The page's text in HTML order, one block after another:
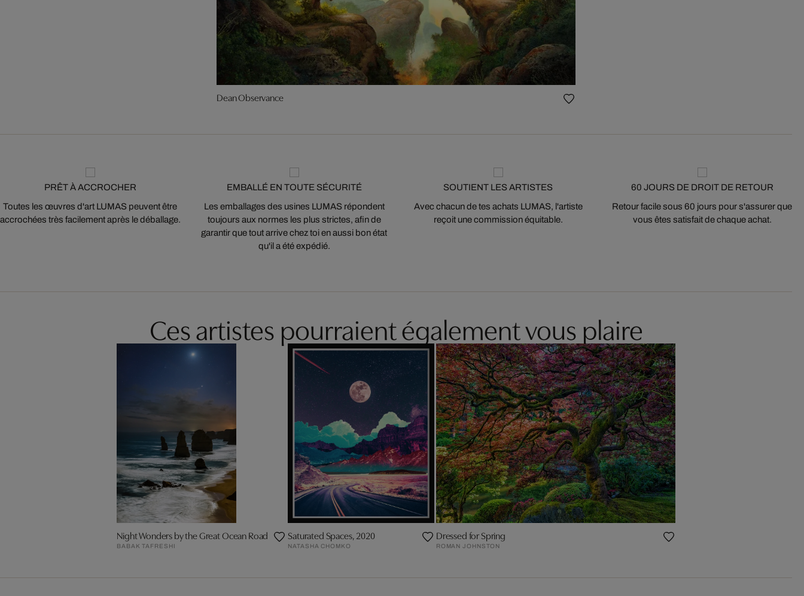
Dean Observance
PRÊT À ACCROCHER
Toutes les œuvres d'art LUMAS peuvent être
accrochées très facilement après le déballage.
EMBALLÉ EN TOUTE SÉCURITÉ
Les emballages des usines LUMAS répondent
toujours aux normes les plus strictes, afin de
garantir que tout arrive chez toi en aussi bon état
qu'il a été expédié.
SOUTIENT LES ARTISTES
Avec chacun de tes achats LUMAS, l'artiste
reçoit une commission équitable.
60 JOURS DE DROIT DE RETOUR
Retour facile sous 60 jours pour s'assurer que
vous êtes satisfait de chaque achat.
Ces artistes pourraient également vous plaire
Night Wonders by the Great Ocean Road
BABAK TAFRESHI
Saturated Spaces, 2020
NATASHA CHOMKO
Dressed for Spring
ROMAN JOHNSTON